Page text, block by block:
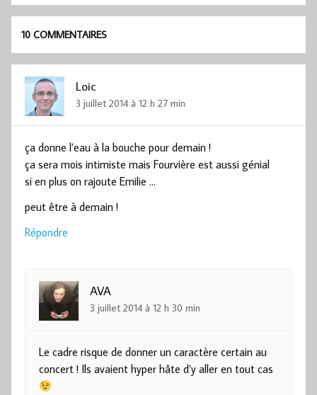
10 COMMENTAIRES
Loic
3 juillet 2014 à 12 h 27 min
ça donne l’eau à la bouche pour demain !
ça sera mois intimiste mais Fourvière est aussi génial
si en plus on rajoute Emilie …
peut être à demain !
Répondre
AVA
3 juillet 2014 à 12 h 30 min
Le cadre risque de donner un caractère certain au
concert ! Ils avaient hyper hâte d’y aller en tout cas